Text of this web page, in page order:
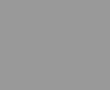
Sirelo